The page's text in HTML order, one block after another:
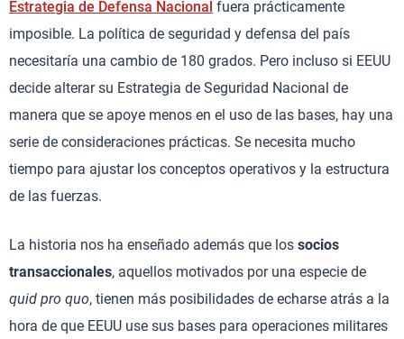
Estrategia de Defensa Nacional fuera prácticamente
imposible. La política de seguridad y defensa del país
necesitaría una cambio de 180 grados. Pero incluso si EEUU
decide alterar su Estrategia de Seguridad Nacional de
manera que se apoye menos en el uso de las bases, hay una
serie de consideraciones prácticas. Se necesita mucho
tiempo para ajustar los conceptos operativos y la estructura
de las fuerzas.
La historia nos ha enseñado además que los socios
transaccionales, aquellos motivados por una especie de
quid pro quo, tienen más posibilidades de echarse atrás a la
hora de que EEUU use sus bases para operaciones militares